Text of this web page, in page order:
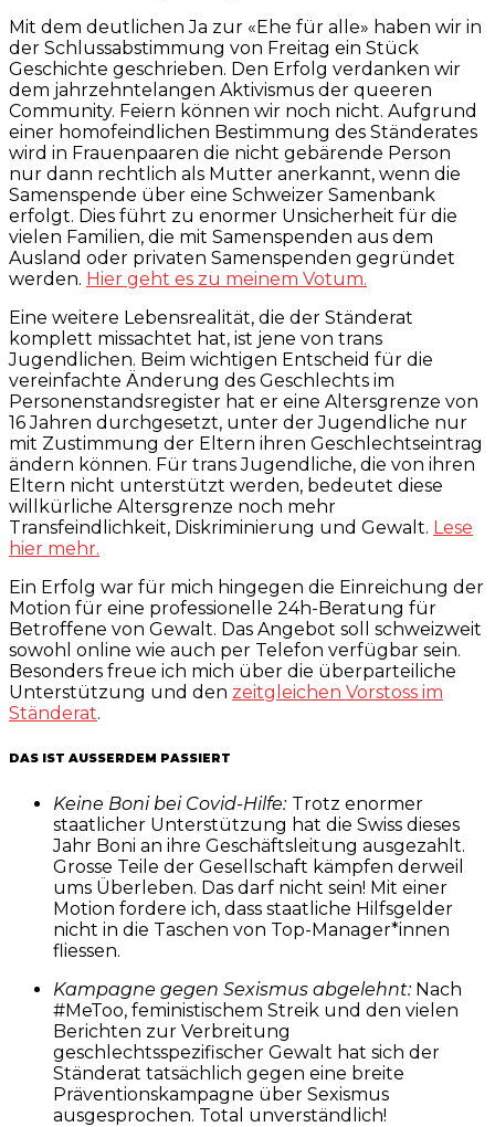
Mit dem deutlichen Ja zur «Ehe für alle» haben wir in
der Schlussabstimmung von Freitag ein Stück
Geschichte geschrieben. Den Erfolg verdanken wir
dem jahrzehntelangen Aktivismus der queeren
Community. Feiern können wir noch nicht. Aufgrund
einer homofeindlichen Bestimmung des Ständerates
wird in Frauenpaaren die nicht gebärende Person
nur dann rechtlich als Mutter anerkannt, wenn die
Samenspende über eine Schweizer Samenbank
erfolgt. Dies führt zu enormer Unsicherheit für die
vielen Familien, die mit Samenspenden aus dem
Ausland oder privaten Samenspenden gegründet
werden. Hier geht es zu meinem Votum.
Eine weitere Lebensrealität, die der Ständerat
komplett missachtet hat, ist jene von trans
Jugendlichen. Beim wichtigen Entscheid für die
vereinfachte Änderung des Geschlechts im
Personenstandsregister hat er eine Altersgrenze von
16 Jahren durchgesetzt, unter der Jugendliche nur
mit Zustimmung der Eltern ihren Geschlechtseintrag
ändern können. Für trans Jugendliche, die von ihren
Eltern nicht unterstützt werden, bedeutet diese
willkürliche Altersgrenze noch mehr
Transfeindlichkeit, Diskriminierung und Gewalt. Lese
hier mehr.
Ein Erfolg war für mich hingegen die Einreichung der
Motion für eine professionelle 24h-Beratung für
Betroffene von Gewalt. Das Angebot soll schweizweit
sowohl online wie auch per Telefon verfügbar sein.
Besonders freue ich mich über die überparteiliche
Unterstützung und den zeitgleichen Vorstoss im
Ständerat.
DAS IST AUSSERDEM PASSIERT
Keine Boni bei Covid-Hilfe: Trotz enormer
staatlicher Unterstützung hat die Swiss dieses
Jahr Boni an ihre Geschäftsleitung ausgezahlt.
Grosse Teile der Gesellschaft kämpfen derweil
ums Überleben. Das darf nicht sein! Mit einer
Motion fordere ich, dass staatliche Hilfsgelder
nicht in die Taschen von Top-Manager*innen
fliessen.
Kampagne gegen Sexismus abgelehnt:Nach
#MeToo, feministischem Streik und den vielen
Berichten zur Verbreitung
geschlechtsspezifischer Gewalt hat sich der
Ständerat tatsächlich gegen eine breite
Präventionskampagne über Sexismus
ausgesprochen. Total unverständlich!